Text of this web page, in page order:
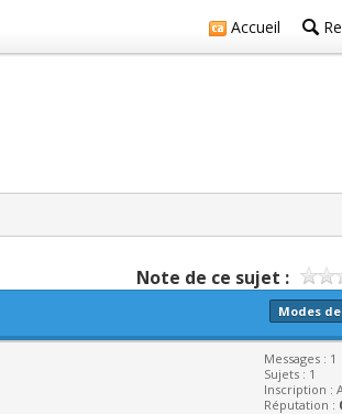
Accueil
Note de ce sujet :
Modes
Messages : 1
Sujets : 1
Inscription :
Réputation :